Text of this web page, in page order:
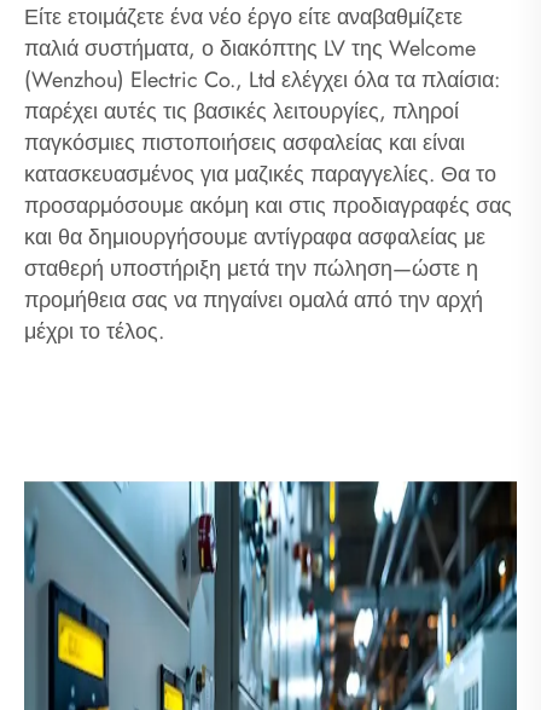
Είτε ετοιμάζετε ένα νέο έργο είτε αναβαθμίζετε
παλιά συστήματα, ο διακόπτης LV της Welcome
(Wenzhou) Electric Co., Ltd ελέγχει όλα τα πλαίσια:
παρέχει αυτές τις βασικές λειτουργίες, πληροί
παγκόσμιες πιστοποιήσεις ασφαλείας και είναι
κατασκευασμένος για μαζικές παραγγελίες. Θα το
προσαρμόσουμε ακόμη και στις προδιαγραφές σας
και θα δημιουργήσουμε αντίγραφα ασφαλείας με
σταθερή υποστήριξη μετά την πώληση—ώστε η
προμήθεια σας να πηγαίνει ομαλά από την αρχή
μέχρι το τέλος.